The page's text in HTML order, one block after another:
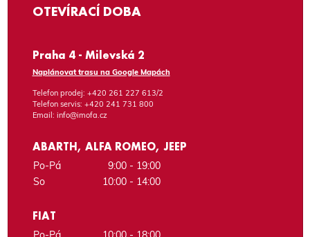
OTEVÍRACÍ DOBA
Praha 4 - Milevská 2
Naplánovat trasu na Google Mapách
Telefon prodej: +420 261 227 613/2
Telefon servis: +420 241 731 800
Email: info@imofa.cz
ABARTH, ALFA ROMEO, JEEP
Po-Pá
9:00 - 19:00
So
10:00 - 14:00
FIAT